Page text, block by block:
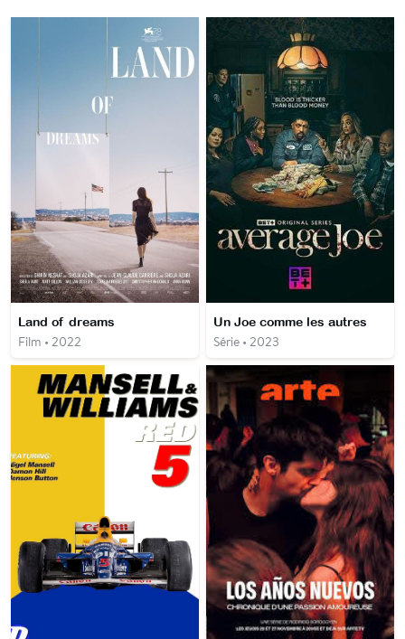
Land of dreams
Film • 2022
Un Joe comme les autres
Série • 2023